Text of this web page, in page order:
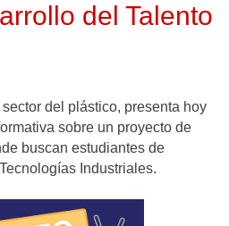
del Talento
del plástico, presenta hoy
sobre un proyecto de
buscan estudiantes de
Industriales.